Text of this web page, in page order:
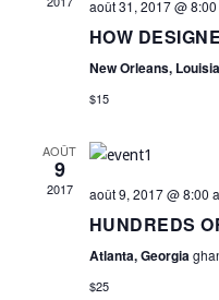
août 31, 2017 @
HOW
New Orleans,
$15
AOÛT
9
2017 août 9, 2017 @ 8:00
HUNDREDS
Atlanta, Georgia
$25